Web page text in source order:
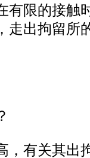
限的接触
走出拘留所
有关其出